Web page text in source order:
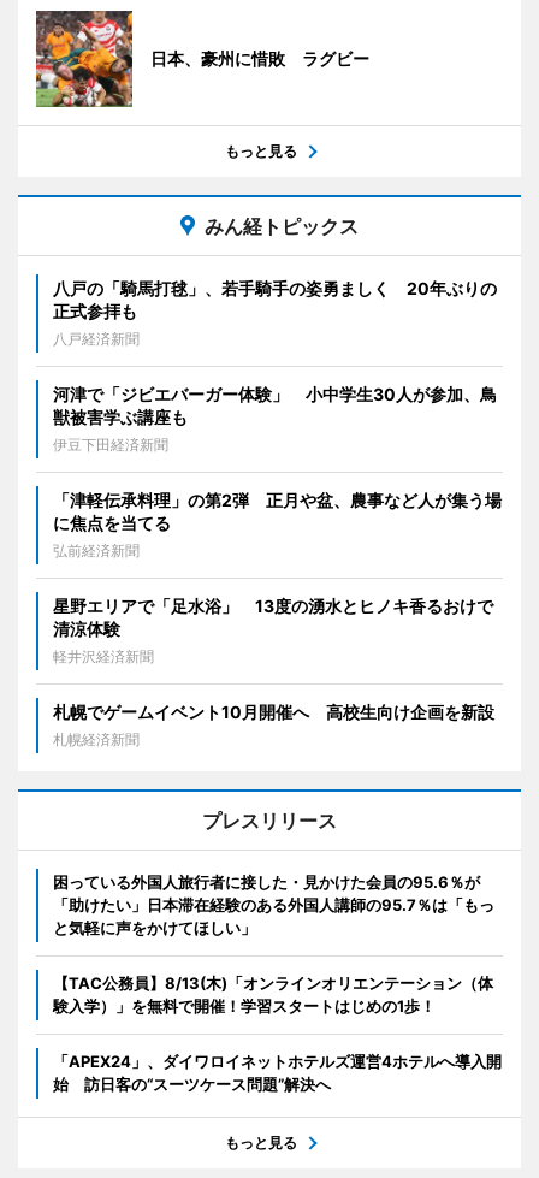
日本、豪州に惜敗 ラグビー
もっと見る
みん経トピックス
八戸の「騎馬打毬」、若手騎手の姿勇ましく 20年ぶりの
正式参拝も
八戸経済新聞
河津で「ジビエバーガー体験」 小中学生30人が参加、鳥
獣被害学ぶ講座も
伊豆下田経済新聞
「津軽伝承料理」の第2弾 正月や盆、農事など人が集う場
に焦点を当てる
弘前経済新聞
星野エリアで「足水浴」 13度の湧水とヒノキ香るおけで
清涼体験
軽井沢経済新聞
札幌でゲームイベント10月開催へ 高校生向け企画を新設
札幌経済新聞
プレスリリース
困っている外国人旅行者に接した・見かけた会員の95.6％が
「助けたい」日本滞在経験のある外国人講師の95.7％は「もっ
と気軽に声をかけてほしい」
【TAC公務員】8/13(木)「オンラインオリエンテーション（体
験入学）」を無料で開催！学習スタートはじめの1歩！
「APEX24」、ダイワロイネットホテルズ運営4ホテルへ導入開
始 訪日客の“スーツケース問題”解決へ
もっと見る